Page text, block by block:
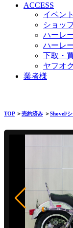
ACCESS
イベント
ショッ
ハーレ
ハーレ
下取・
ヤフオ
業者様
TOP＞売約済み ＞Shovel/